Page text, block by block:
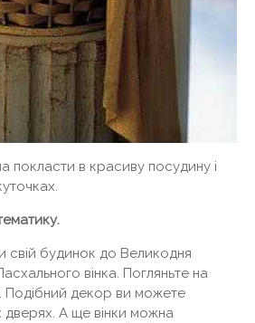
покласти в красиву посудину і
свій будинок до Великодня
вінка. Погляньте на
Подібний декор ви можете
дверях. А ще вінки можна